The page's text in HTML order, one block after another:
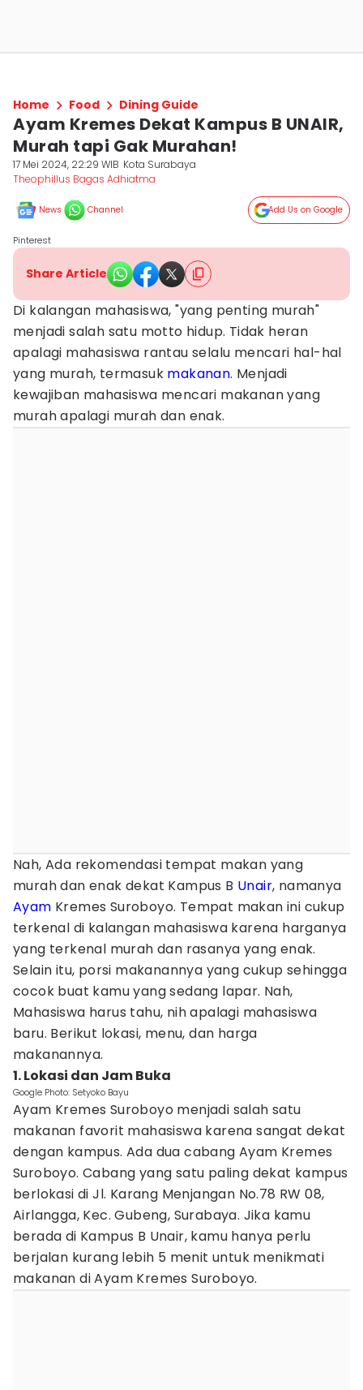
Home Food Dining Guide
Ayam Kremes Dekat Kampus B UNAIR,
Murah tapi Gak Murahan!
17 Mei 2024, 22:29 WIB Kota Surabaya
Theophillus Bagas Adhiatma
News Channel Add Us on Google
Pinterest
Share Article
Di kalangan mahasiswa, "yang penting murah"
menjadi salah satu motto hidup. Tidak heran
apalagi mahasiswa rantau selalu mencari hal-hal
yang murah, termasuk makanan. Menjadi
kewajiban mahasiswa mencari makanan yang
murah apalagi murah dan enak.
Nah, Ada rekomendasi tempat makan yang
murah dan enak dekat Kampus B Unair, namanya
Ayam Kremes Suroboyo. Tempat makan ini cukup
terkenal di kalangan mahasiswa karena harganya
yang terkenal murah dan rasanya yang enak.
Selain itu, porsi makanannya yang cukup sehingga
cocok buat kamu yang sedang lapar. Nah,
Mahasiswa harus tahu, nih apalagi mahasiswa
baru. Berikut lokasi, menu, dan harga
makanannya.
1. Lokasi dan Jam Buka
Google Photo: Setyoko Bayu
Ayam Kremes Suroboyo menjadi salah satu
makanan favorit mahasiswa karena sangat dekat
dengan kampus. Ada dua cabang Ayam Kremes
Suroboyo. Cabang yang satu paling dekat kampus
berlokasi di Jl. Karang Menjangan No.78 RW 08,
Airlangga, Kec. Gubeng, Surabaya. Jika kamu
berada di Kampus B Unair, kamu hanya perlu
berjalan kurang lebih 5 menit untuk menikmati
makanan di Ayam Kremes Suroboyo.